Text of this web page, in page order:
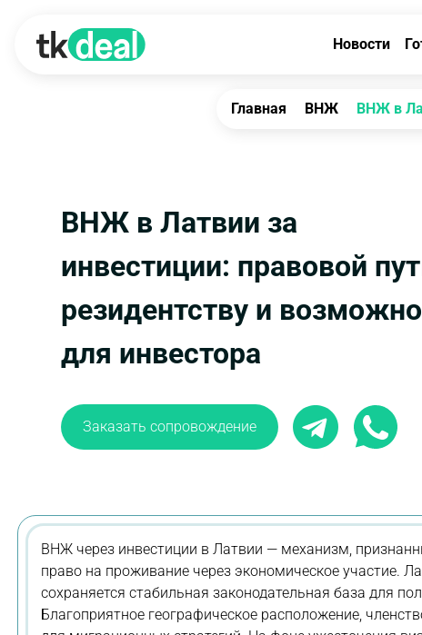
Новости
Главная ВНЖ ВНЖ в
ВНЖ в Латвии за
инвестиции: правовой
резидентству и
для инвестора
Заказать сопровождение
ВНЖ через инвестиции в Латвии — механизм,
право на проживание через экономическое участие.
сохраняется стабильная законодательная база для
Благоприятное географическое расположение,